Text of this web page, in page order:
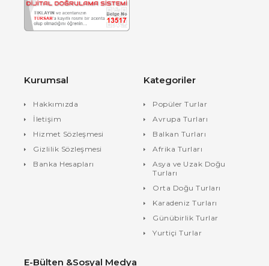
Kurumsal
Hakkımızda
İletişim
Hizmet Sözleşmesi
Gizlilik Sözleşmesi
Banka Hesapları
Kategoriler
Popüler Turlar
Avrupa Turları
Balkan Turları
Afrika Turları
Asya ve Uzak Doğu
Turları
Orta Doğu Turları
Karadeniz Turları
Günübirlik Turlar
Yurtiçi Turlar
E-Bülten &Sosyal Medya